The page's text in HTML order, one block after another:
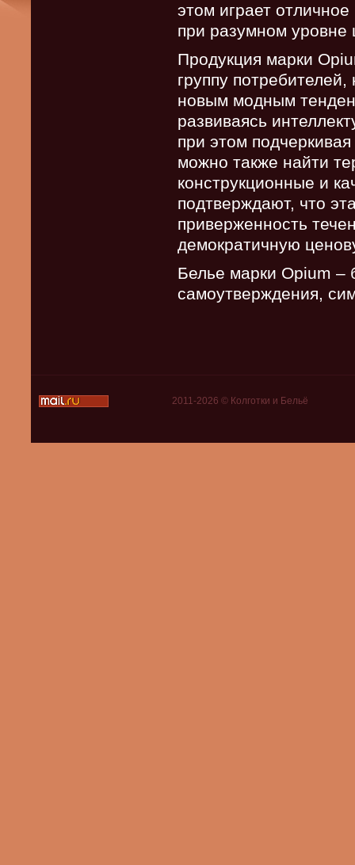
этом играет
при разумном уровне
Продукция марки
группу
новым модным
развиваясь
при этом
можно также найти
конструкционные и
подтверждают, что
приверженность
демократичную
Белье марки Opium –
самоутверждения,
2011-2026 © Колготки и Бельё